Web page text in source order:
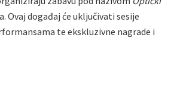
Ovaj događaj će uključivati sesije
te ekskluzivne nagrade i